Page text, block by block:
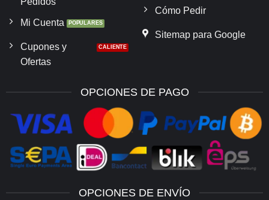
Mi Cuenta
Cupones y
Ofertas
Cómo Pedir
Sitemap para Google
OPCIONES DE PAGO
OPCIONES DE ENVÍO